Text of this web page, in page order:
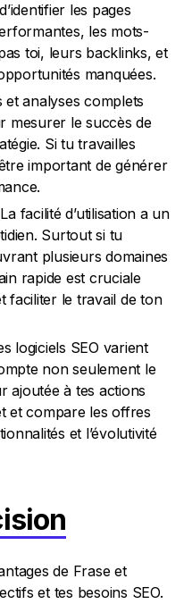
les pages
les mots-
toi, leurs backlinks, et
manquées.
analyses complets
mesurer le succès de
Si tu travailles
important de générer
La facilité d’utilisation a un
Surtout si tu
plusieurs domaines
rapide est cruciale
faciliter le travail de ton
logiciels SEO varient
non seulement le
ajoutée à tes actions
et compare les offres
et l’évolutivité
de Frase et
et tes besoins SEO.